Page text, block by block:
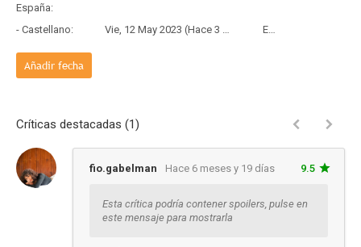
España:
- Castellano:
Vie, 12 May 2023 (Hace 3 años y 2 meses) Estreno
Añadir fecha
Críticas destacadas (1)
fio.gabelman Hace 6 meses y 19 días 9.5
Esta crítica podría contener spoilers, pulse en
este mensaje para mostrarla